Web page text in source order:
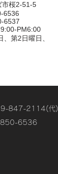
市桜2-51-5
6536
6537
PM6:00
、第2日曜日、
847-2114(代)
850-6536